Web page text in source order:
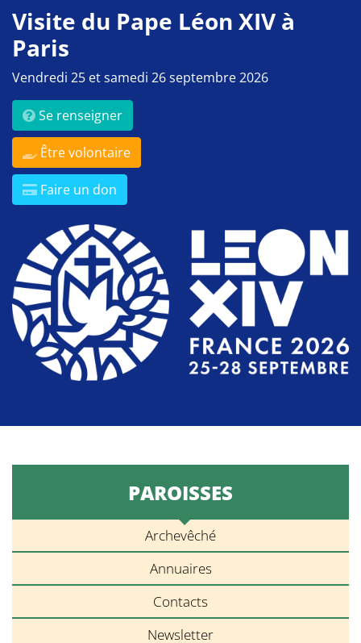
Visite du Pape Léon XIV à
Paris
Vendredi 25 et samedi 26 septembre 2026
Se renseigner
Être volontaire
Faire un don
PAROISSES
Archevêché
Annuaires
Contacts
Newsletter